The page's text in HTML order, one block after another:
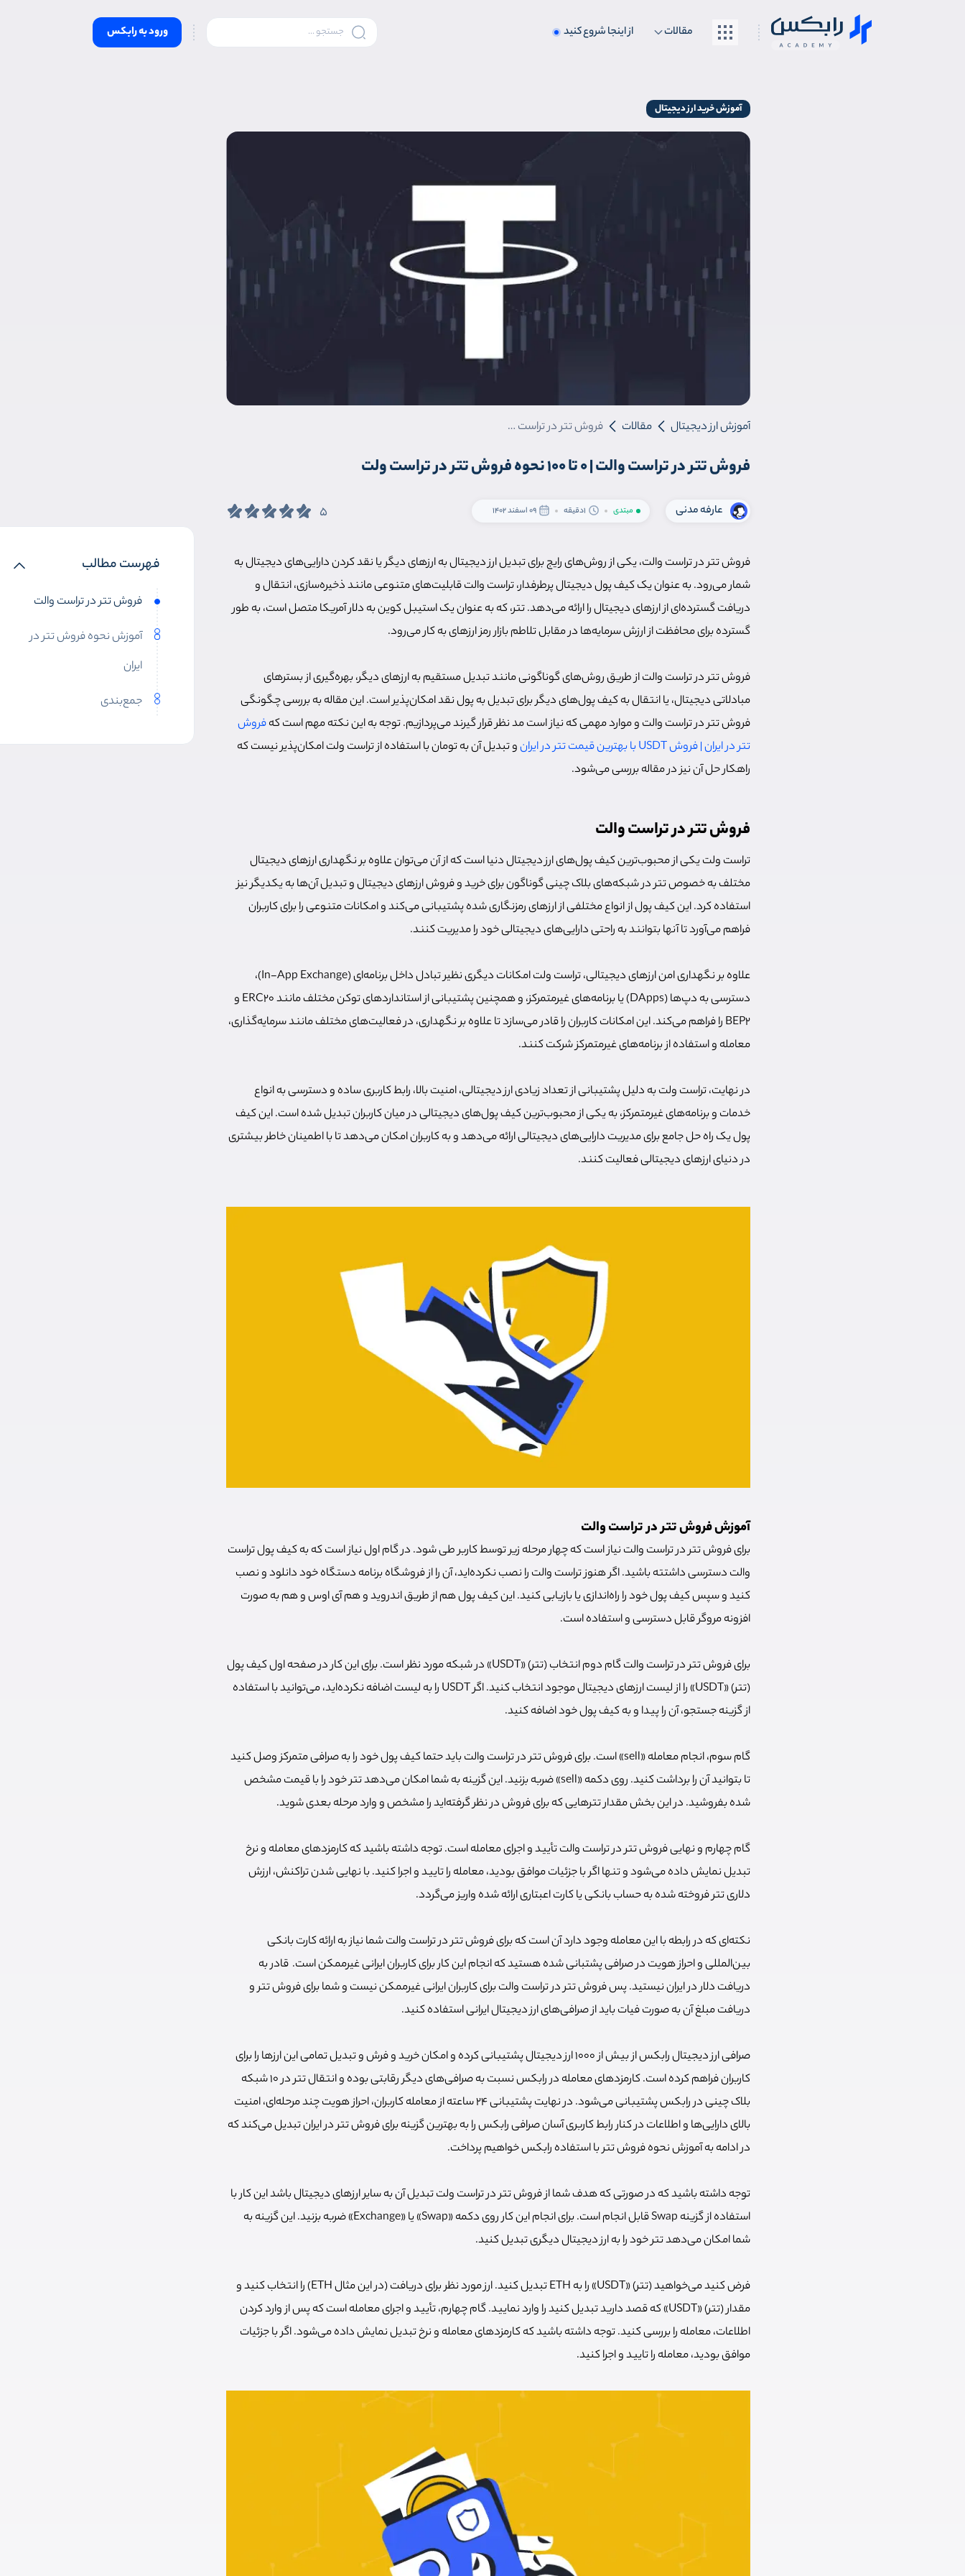
مقالات از اینجا شروع کنید ورود به رابکس
آموزش خرید ارز دیجیتال
آموزش ارز دیجیتال مقالات فروش تتر در تراست والت | 0 تا 100 نحوه فروش تتر در تراست ولت
فروش تتر در تراست والت | 0 تا 100 نحوه فروش تتر در تراست ولت
عارفه مدنی مبتدی 1دقیقه 09 اسفند 1402 5
فهرست مطالب
فروش تتر در تراست والت
آموزش نحوه فروش تتر در
ایران
جمع‌بندی
فروش تتر در تراست والت، یکی از روش‌های رایج برای تبدیل ارز دیجیتال به ارزهای دیگر یا نقد کردن دارایی‌های دیجیتال به
شمار می‌رود. به عنوان یک کیف پول دیجیتال پرطرفدار، تراست والت قابلیت‌های متنوعی مانند ذخیره‌سازی، انتقال و
دریافت گسترده‌ای از ارزهای دیجیتال را ارائه می‌دهد. تتر، که به عنوان یک استیبل کوین به دلار آمریکا متصل است، به طور
گسترده برای محافظت از ارزش سرمایه‌ها در مقابل تلاطم بازار رمز ارزهای به کار می‌رود.
فروش تتر در تراست والت از طریق روش‌های گوناگونی مانند تبدیل مستقیم به ارزهای دیگر، بهره‌گیری از بسترهای
مبادلاتی دیجیتال، یا انتقال به کیف پول‌های دیگر برای تبدیل به پول نقد امکان‌پذیر است. این مقاله به بررسی چگونگی
فروش تتر در تراست والت و موارد مهمی که نیاز است مد نظر قرار گیرند می‌پردازیم. توجه به این نکته مهم است کهفروش
تتر در ایران | فروش USDT با بهترین قیمت تتر در ایران
و تبدیل آن به تومان با استفاده از تراست ولت امکان‌پذیر نیست که
راهکار حل آن نیز در مقاله بررسی می‌شود.
فروش تتر در تراست والت
تراست ولت یکی از محبوب‌ترین کیف پول‌های ارز دیجیتال دنیا است که از آن می‌توان علاوه بر نگهداری ارزهای دیجیتال
مختلف به خصوص تتر در شبکه‌های بلاک چینی گوناگون برای خرید و فروش ارزهای دیجیتال و تبدیل آن‌ها به یکدیگر نیز
استفاده کرد. این کیف پول از انواع مختلفی از ارزهای رمزنگاری شده پشتیبانی می‌کند و امکانات متنوعی را برای کاربران
فراهم می‌آورد تا آنها بتوانند به راحتی دارایی‌های دیجیتالی خود را مدیریت کنند.
علاوه بر نگهداری امن ارزهای دیجیتالی، تراست ولت امکانات دیگری نظیر تبادل داخل برنامه‌ای (In-App Exchange)،
دسترسی به دپ‌ها (DApps) یا برنامه‌های غیرمتمرکز، و همچنین پشتیبانی از استانداردهای توکن مختلف مانند ERC20 و
BEP2 را فراهم می‌کند. این امکانات کاربران را قادر می‌سازد تا علاوه بر نگهداری، در فعالیت‌های مختلف مانند سرمایه‌گذاری،
معامله و استفاده از برنامه‌های غیرمتمرکز شرکت کنند.
در نهایت، تراست ولت به دلیل پشتیبانی از تعداد زیادی ارز دیجیتالی، امنیت بالا، رابط کاربری ساده و دسترسی به انواع
خدمات و برنامه‌های غیرمتمرکز، به یکی از محبوب‌ترین کیف پول‌های دیجیتالی در میان کاربران تبدیل شده است. این کیف
پول یک راه حل جامع برای مدیریت دارایی‌های دیجیتالی ارائه می‌دهد و به کاربران امکان می‌دهد تا با اطمینان خاطر بیشتری
در دنیای ارزهای دیجیتالی فعالیت کنند.
آموزش فروش تتر در تراست والت
برای فروش تتر در تراست والت نیاز است که چهار مرحله زیر توسط کاربر طی شود. در گام اول نیاز است که به کیف پول تراست
والت دسترسی داشتته باشید. اگر هنوز تراست والت را نصب نکرده‌اید، آن را از فروشگاه برنامه دستگاه خود دانلود و نصب
کنید و سپس کیف پول خود را راه‌اندازی یا بازیابی کنید. این کیف پول هم از طریق اندروید و هم آی اوس و هم به صورت
افزونه مروگر قابل دسترسی و استفاده است.
برای فروش تتر در تراست والت گام دوم انتخاب (تتر) «USDT» در شبکه مورد نظر است. برای این کار در صفحه اول کیف پول
(تتر) «USDT» را از لیست ارزهای دیجیتال موجود انتخاب کنید. اگر USDT را به لیست اضافه نکرده‌اید، می‌توانید با استفاده
از گزینه جستجو، آن را پیدا و به کیف پول خود اضافه کنید.
گام سوم، انجام معامله «sell» است. برای فروش تتر در تراست والت باید حتما کیف پول خود را به صرافی متمرکز وصل کنید
تا بتوانید آن را برداشت کنید. روی دکمه «sell» ضربه بزنید. این گزینه به شما امکان می‌دهد تتر خود را با قیمت مشخص
شده بفروشید. در این بخش مقدار تترهایی که برای فروش در نظر گرفته‌اید را مشخص و وارد مرحله بعدی شوید.
گام چهارم و نهایی فروش تتر در تراست والت تأیید و اجرای معامله است. توجه داشته باشید که کارمزدهای معامله و نرخ
تبدیل نمایش داده می‌شود و تنها اگر با جزئیات موافق بودید، معامله را تایید و اجرا کنید. با نهایی شدن تراکنش، ارزش
دلاری تتر فروخته شده به حساب بانکی یا کارت اعبتاری ارائه شده واریز می‌گردد.
نکته‌ای که در رابطه با این معامله وجود دارد آن است که برای فروش تتر در تراست والت شما نیاز به ارائه کارت بانکی
بین‌المللی و احراز هویت در صرافی پشتبانی شده هستید که انجام این کار برای کاربران ایرانی غیرممکن است. قادر به
دریافت دلار در ایران نیستید. پس فروش تتر در تراست والت برای کاربران ایرانی غیرممکن نیست و شما برای فروش تتر و
دریافت مبلغ آن به صورت فیات باید از صرافی‌های ارز دیجیتال ایرانی استفاده کنید.
صرافی ارز دیجیتال رابکس از بیش از ۱۰۰۰ ارز دیجیتال پشتیبانی کرده و امکان خرید و فرش و تبدیل تمامی این ارز‌ها را برای
کاربران فراهم کرده است. کارمزدهای معامله در رابکس نسبت به صرافی‌های دیگر رقابتی بوده و انتقال تتر در ۱۰ شبکه
بلاک چینی در رابکس پشتیبانی می‌شود. در نهایت پشتیبانی ۲۴ ساعته از معامله کاربران، احراز هویت چند مرحله‌ای، امنیت
بالای دارایی‌ها و اطلاعات در کنار رابط کاربری آسان صرافی رابکس را به بهترین گزینه برای فروش تتر در ایران تبدیل می‌کند که
در ادامه به آموزش نحوه فروش تتر با استفاده رابکس خواهیم پرداخت.
توجه داشته باشید که در صورتی که هدف شما از فروش تتر در تراست ولت تبدیل آن به سایر ارزهای دیجیتال باشد این کار با
استفاده از گزینه Swap قابل انجام است. برای انجام این کار روی دکمه «Swap» یا «Exchange» ضربه بزنید. این گزینه به
شما امکان می‌دهد تتر خود را به ارز دیجیتال دیگری تبدیل کنید.
فرض کنید می‌خواهید (تتر) «USDT» را به ETH تبدیل کنید. ارز مورد نظر برای دریافت (در این مثال ETH) را انتخاب کنید و
مقدار (تتر) «USDT» که قصد دارید تبدیل کنید را وارد نمایید. گام چهارم، تأیید و اجرای معامله است که پس از وارد کردن
اطلاعات، معامله را بررسی کنید. توجه داشته باشید که کارمزدهای معامله و نرخ تبدیل نمایش داده می‌شود. اگر با جزئیات
موافق بودید، معامله را تایید و اجرا کنید.